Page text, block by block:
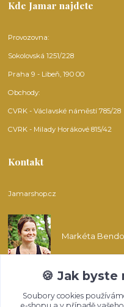
Kde Jamar najdete
Provozovna:
Sokolovská 1251/228
Praha 9 - Libeň, 190 00
Obchody:
CVRK - Václavské náměstí 785/28
CVRK - Milady Horákové 815/42
Kontakt
Jamarshop.cz
Markéta
info@jamarshop.cz
🍪 Jak byste
Soubory cookies